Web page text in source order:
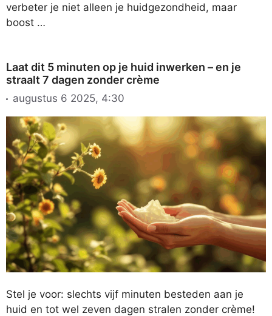
verbeter je niet alleen je huidgezondheid, maar
boost …
Laat dit 5 minuten op je huid inwerken – en je
straalt 7 dagen zonder crème
augustus 6 2025, 4:30
Stel je voor: slechts vijf minuten besteden aan je
huid en tot wel zeven dagen stralen zonder crème!